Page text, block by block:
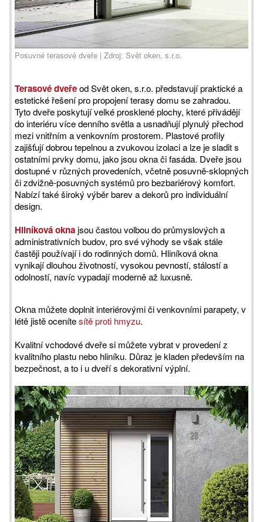
Posuvné terasové dveře | Zdroj: Svět oken, s.r.o.
Terasové dveřeod Svět oken, s.r.o. představují praktické a
estetické řešení pro propojení terasy domu se zahradou.
Tyto dveře poskytují velké prosklené plochy, které přivádějí
do interiéru více denního světla a usnadňují plynulý přechod
mezi vnitřním a venkovním prostorem. Plastové profily
zajišťují dobrou tepelnou a zvukovou izolaci a lze je sladit s
ostatními prvky domu, jako jsou okna či fasáda. Dveře jsou
dostupné v různých provedeních, včetně posuvně-sklopných
či zdvižně-posuvných systémů pro bezbariérový komfort.
Nabízí také široký výběr barev a dekorů pro individuální
design.
Hliníková okna jsou častou volbou do průmyslových a
administrativních budov, pro své výhody se však stále
častěji používají i do rodinných domů. Hliníková okna
vynikají dlouhou životností, vysokou pevností, stálostí a
odolností, navíc vypadají moderně až luxusně.
Okna můžete doplnit interiérovými či venkovními parapety, v
létě jistě ocenítesítě proti hmyzu.
Kvalitní vchodové dveře si můžete vybrat v provedení z
kvalitního plastu nebo hliníku. Důraz je kladen především na
bezpečnost, a to i u dveří s dekorativní výplní.